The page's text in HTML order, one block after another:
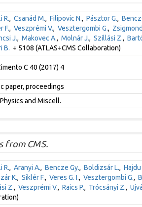
R., Csanád M., Filipovic N., Pásztor G.,
F., Veszprémi V., Vesztergombi G.,
J., Makovec A., Molnár J., Szillási Z.,
B. + 5108 (ATLAS+CMS Collaboration)
C 40 (2017) 4
paper, proceedings
and Miscell.
from CMS.
R., Aranyi A., Bencze Gy., Boldizsár L., Hajdu
K., Siklér F., Veres G. I., Vesztergombi G.,
Z., Veszprémi V., Raics P., Trócsányi Z.,